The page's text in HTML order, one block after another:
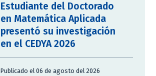
Estudiante del Doctorado
en Matemática Aplicada
presentó su investigación
en el CEDYA 2026
Publicado el 06 de agosto del 2026